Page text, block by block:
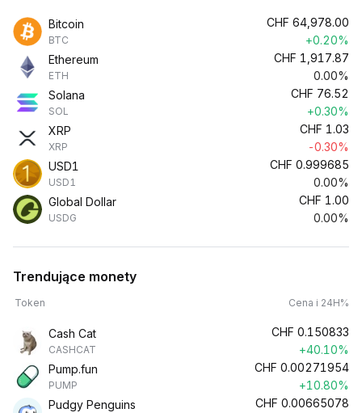
Bitcoin
BTC
CHF 64,978.00
+0.20%
Ethereum
ETH
CHF 1,917.87
0.00%
Solana
SOL
CHF 76.52
+0.30%
XRP
XRP
CHF 1.03
-0.30%
USD1
USD1
CHF 0.999685
0.00%
Global Dollar
USDG
CHF 1.00
0.00%
Trendujące monety
Token Cena i 24H%
Cash Cat
CASHCAT
CHF 0.150833
+40.10%
Pump.fun
PUMP
CHF 0.00271954
+10.80%
Pudgy Penguins
CHF 0.00665078